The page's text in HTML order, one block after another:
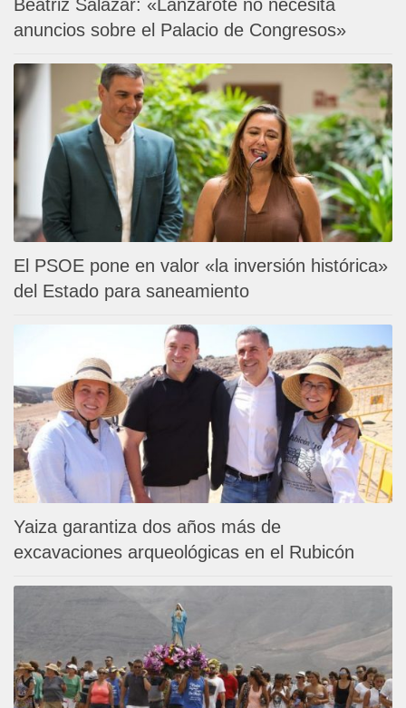
Beatriz Salazar: «Lanzarote no necesita
anuncios sobre el Palacio de Congresos»
El PSOE pone en valor «la inversión histórica»
del Estado para saneamiento
Yaiza garantiza dos años más de
excavaciones arqueológicas en el Rubicón